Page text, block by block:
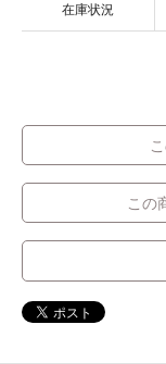
在庫状況
この